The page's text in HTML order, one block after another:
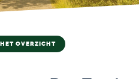
OVERZICHT